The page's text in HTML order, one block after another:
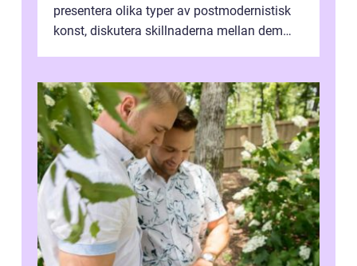
presentera olika typer av postmodernistisk
konst, diskutera skillnaderna mellan dem